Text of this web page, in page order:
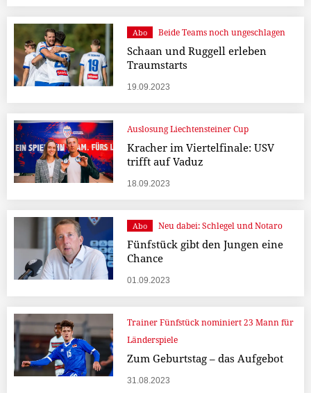
Abo Beide Teams noch ungeschlagen
Schaan und Ruggell erleben
Traumstarts
19.09.2023
Auslosung Liechtensteiner Cup
Kracher im Viertelfinale: USV
trifft auf Vaduz
18.09.2023
Abo Neu dabei: Schlegel und Notaro
Fünfstück gibt den Jungen eine
Chance
01.09.2023
Trainer Fünfstück nominiert 23 Mann für
Länderspiele
Zum Geburtstag – das Aufgebot
31.08.2023